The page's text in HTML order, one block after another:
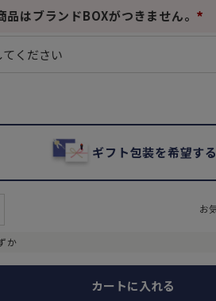
品はブランドBOXがつきません。
ギフト包装を希望する
か
お
カートに入れる